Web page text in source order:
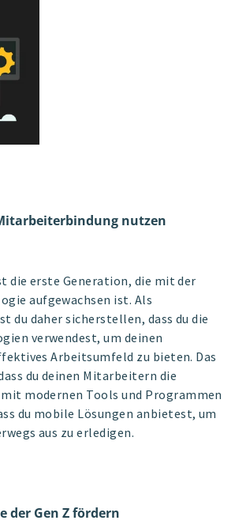
nutzen
die erste Generation, die mit der
aufgewachsen ist. Als
du daher sicherstellen, dass du die
verwendest, um deinen
Arbeitsumfeld zu bieten. Das
du deinen Mitarbeitern die
modernen Tools und Programmen
du mobile Lösungen anbietest, um
aus zu erledigen.
der Gen Z fördern